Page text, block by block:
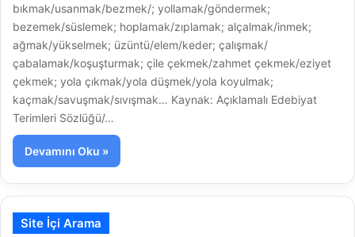
bıkmak/usanmak/bezmek/; yollamak/göndermek;
bezemek/süslemek; hoplamak/zıplamak; alçalmak/inmek;
ağmak/yükselmek; üzüntü/elem/keder; çalışmak/
çabalamak/koşuşturmak; çile çekmek/zahmet çekmek/eziyet
çekmek; yola çıkmak/yola düşmek/yola koyulmak;
kaçmak/savuşmak/sıvışmak… Kaynak: Açıklamalı Edebiyat
Terimleri Sözlüğü/…
Devamını Oku »
Site İçi Arama